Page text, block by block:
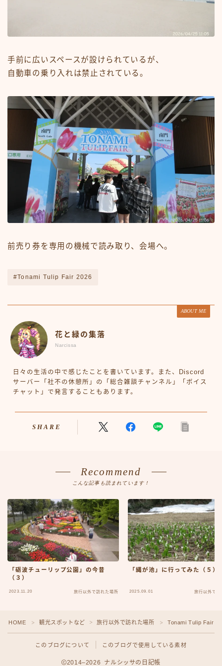
手前に広いスペースが設けられているが、
自動車の乗り入れは禁止されている。
前売り券を専用の機械で読み取り、会場へ。
#Tonami Tulip Fair 2026
ABOUT ME
花と緑の集落
Narcissa
日々の生活の中で感じたことを書いています。また、Discord
サーバー「社不の休憩所」の「総合雑談チャンネル」「ボイス
チャット」で発言することもあります。
SHARE
Recommend
こんな記事も読まれています！
「砺波チューリップ公園」の今昔
（３）
2023.11.20 旅行以外で訪れた場所
「縄が池」に行ってみた（５）
2025.09.01 旅行以外で訪
HOME ＞ 観光スポットなど ＞ 旅行以外で訪れた場所 ＞ Tonami Tulip Fair
このブログについて このブログで使用している素材
2014–2026 ナルシッサの日記帳